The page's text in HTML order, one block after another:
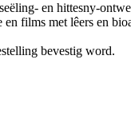
en hittesny-
films met lêers en
bevestig word.